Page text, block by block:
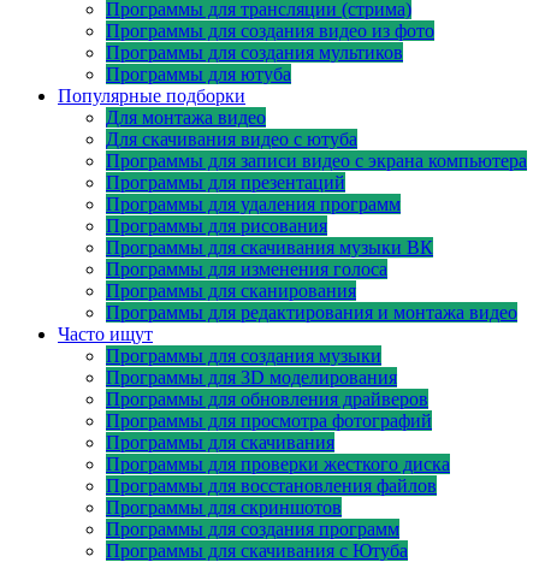
Программы для трансляции (стрима)
Программы для создания видео из фото
Программы для создания мультиков
Программы для ютуба
Популярные подборки
Для монтажа видео
Для скачивания видео с ютуба
Программы для записи видео с экрана компьютера
Программы для презентаций
Программы для удаления программ
Программы для рисования
Программы для скачивания музыки ВК
Программы для изменения голоса
Программы для сканирования
Программы для редактирования и монтажа видео
Часто ищут
Программы для создания музыки
Программы для 3D моделирования
Программы для обновления драйверов
Программы для просмотра фотографий
Программы для скачивания
Программы для проверки жесткого диска
Программы для восстановления файлов
Программы для скриншотов
Программы для создания программ
Программы для скачивания с Ютуба